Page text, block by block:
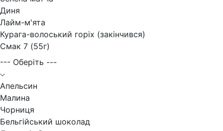
Диня
Лайм-м'ята
Курага-волоський горіх (закінчився)
Смак 7 (55г)
--- Оберіть ---
Апельсин
Малина
Чорниця
Бельгійський шоколад